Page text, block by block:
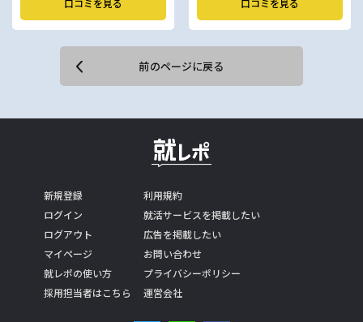
口コミを見る 口コミを見る
前のページに戻る
新規登録
ログイン
ログアウト
マイページ
就レポの使い方
採用担当者はこちら
利用規約
就活サービスを掲載したい
広告を掲載したい
お問い合わせ
プライバシーポリシー
運営会社